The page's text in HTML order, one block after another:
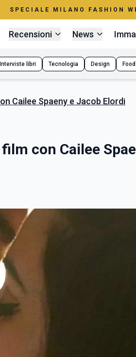
SPECIALE MILANO FASHION
Recensioni News
Interviste libri Tecnologia Design Food
Cailee Spaeny e Jacob Elordi
con Cailee